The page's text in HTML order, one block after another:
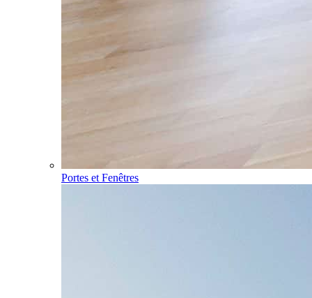
Portes et Fenêtres